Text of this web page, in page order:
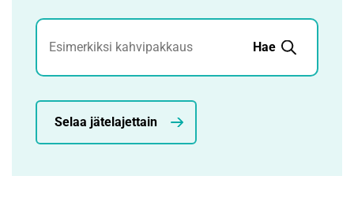
Jätehaku
Hae
Selaa jätelajettain